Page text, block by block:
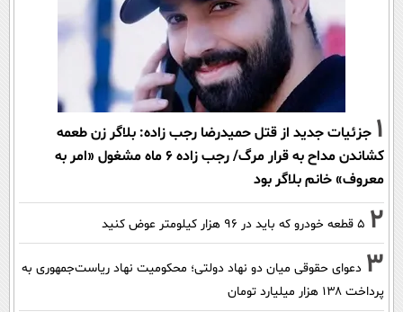
1 جزئیات جدید از قتل حمیدرضا رجب زاده: بلاگر زن طعمه
کشاندن مداح به قرار مرگ/ رجب زاده 6 ماه مشغول «امر به
معروف» خانم بلاگر بود
2 ۵ قطعه خودرو که باید در ۹۶ هزار کیلومتر عوض کنید
3 دعوای حقوقی میان دو نهاد دولتی؛ محکومیت نهاد ریاست‌جمهوری به
پرداخت ۱۳۸ هزار میلیارد تومان